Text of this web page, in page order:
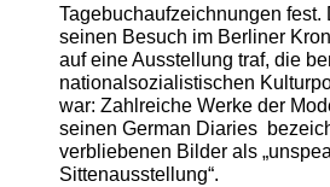
Tagebuchaufzeichnungen fest.
seinen Besuch im Berliner
auf eine Ausstellung traf, die
nationalsozialistischen
war: Zahlreiche Werke der
seinen German Diaries
verbliebenen Bilder als
Sittenausstellung“.